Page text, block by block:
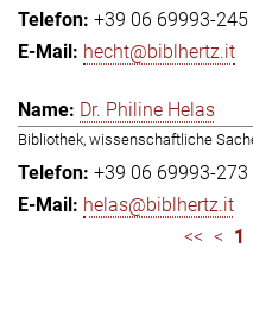
+39 06 69993-245
hecht@biblhertz.it
Dr. Philine Helas
Bibliothek, wissenschaftliche
+39 06 69993-273
helas@biblhertz.it
<< < 1